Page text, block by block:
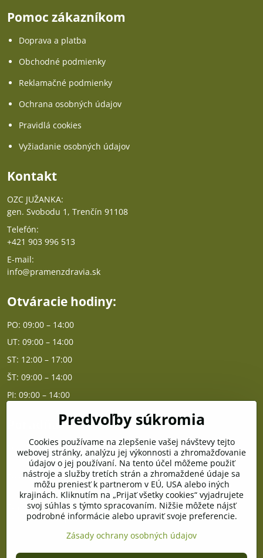
Pomoc zákazníkom
Doprava a platba
Obchodné podmienky
Reklamačné podmienky
Ochrana osobných údajov
Pravidlá cookies
Vyžiadanie osobných údajov
Kontakt
OZC JUŽANKA:
gen. Svobodu 1, Trenčín 91108
Telefón:
+421 903 996 513
E-mail:
info@pramenzdravia.sk
Otváracie hodiny:
PO: 09:00 – 14:00
UT: 09:00 – 14:00
ST: 12:00 – 17:00
ŠT: 09:00 – 14:00
PI: 09:00 – 14:00
PO - PIA od 10:00 do 14:00
Telefón poradňa:
+421 903 996 513
E-mail:
poradna@pramenzdravia.sk
©2026Copyright
Predvoľby súkromia
Cookies používame na zlepšenie vašej návštevy tejto
webovej stránky, analýzu jej výkonnosti a zhromažďovanie
údajov o jej používaní. Na tento účel môžeme použiť
nástroje a služby tretích strán a zhromaždené údaje sa
môžu preniesť k partnerom v EÚ, USA alebo iných
krajinách. Kliknutím na „Prijať všetky cookies“ vyjadrujete
svoj súhlas s týmto spracovaním. Nižšie môžete nájsť
podrobné informácie alebo upraviť svoje preferencie.
Zásady ochrany osobných údajov